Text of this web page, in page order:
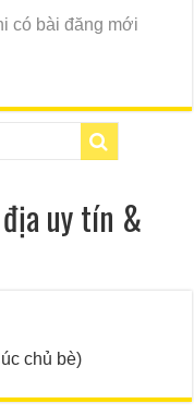
có bài đăng mới
uy tín &
chủ bè)